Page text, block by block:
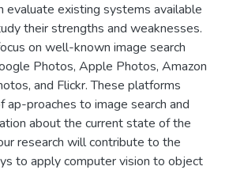
evaluate existing systems available
their strengths and weaknesses.
on well-known image search
Photos, Apple Photos, Amazon
and Flickr. These platforms
ap-proaches to image search and
about the current state of the
research will contribute to the
to apply computer vision to object